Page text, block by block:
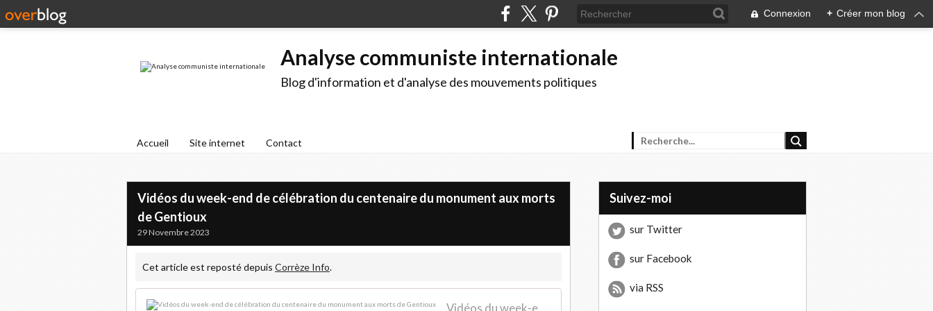
Connexion + Créer mon blog
Analyse communiste internationale
Blog d'information et d'analyse des mouvements politiques
Accueil Site internet Contact
Vidéos du week-end de célébration du centenaire du monument aux morts
de Gentioux
29 Novembre 2023
Cet article est reposté depuis Corrèze Info.
Vidéos du week-end de célébration du centenaire du monument aux morts de Gentioux
Suivez-moi
sur Twitter
sur Facebook
via RSS